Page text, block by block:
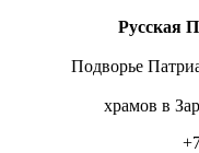
Русская
Подворье
храмов в